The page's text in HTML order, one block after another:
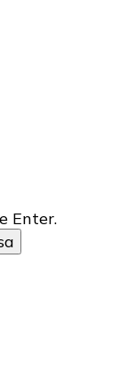
Enter.